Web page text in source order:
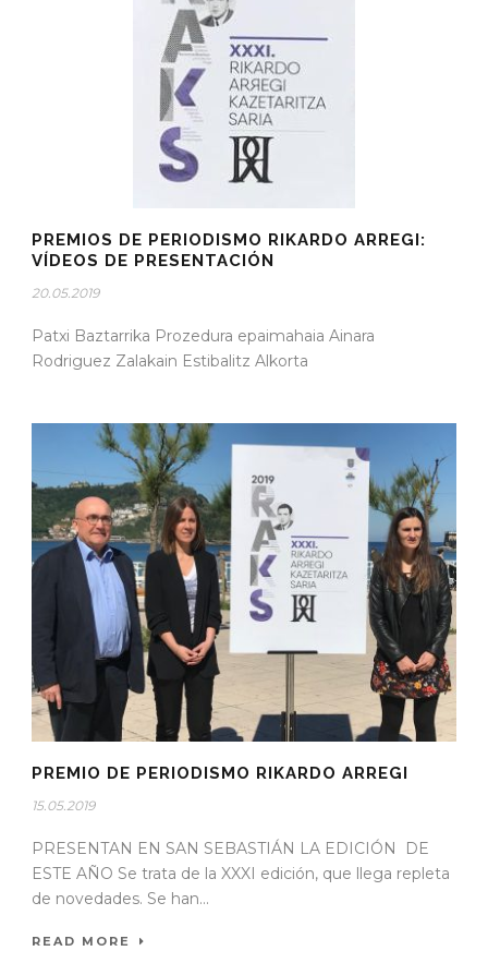
PREMIOS DE PERIODISMO RIKARDO ARREGI:
VÍDEOS DE PRESENTACIÓN
20.05.2019
Patxi Baztarrika Prozedura epaimahaia Ainara
Rodriguez Zalakain Estibalitz Alkorta
PREMIO DE PERIODISMO RIKARDO ARREGI
15.05.2019
PRESENTAN EN SAN SEBASTIÁN LA EDICIÓN DE
ESTE AÑO Se trata de la XXXI edición, que llega repleta
de novedades. Se han...
READ MORE